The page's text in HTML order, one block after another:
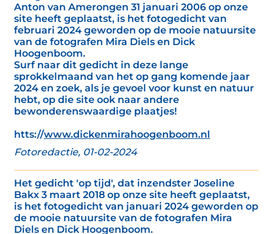
Anton van Amerongen 31 januari 2006 op onze
site heeft geplaatst, is het fotogedicht van
februari 2024 geworden op de mooie natuursite
van de fotografen Mira Diels en Dick
Hoogenboom.
Surf naar dit gedicht in deze lange
sprokkelmaand van het op gang komende jaar
2024 en zoek, als je gevoel voor kunst en natuur
hebt, op die site ook naar andere
bewonderenswaardige plaatjes!
htts://www.dickenmirahoogenboom.nl
Fotoredactie, 01-02-2024
Het gedicht 'op tijd', dat inzendster Joseline
Bakx 3 maart 2018 op onze site heeft geplaatst,
is het fotogedicht van januari 2024 geworden op
de mooie natuursite van de fotografen Mira
Diels en Dick Hoogenboom.